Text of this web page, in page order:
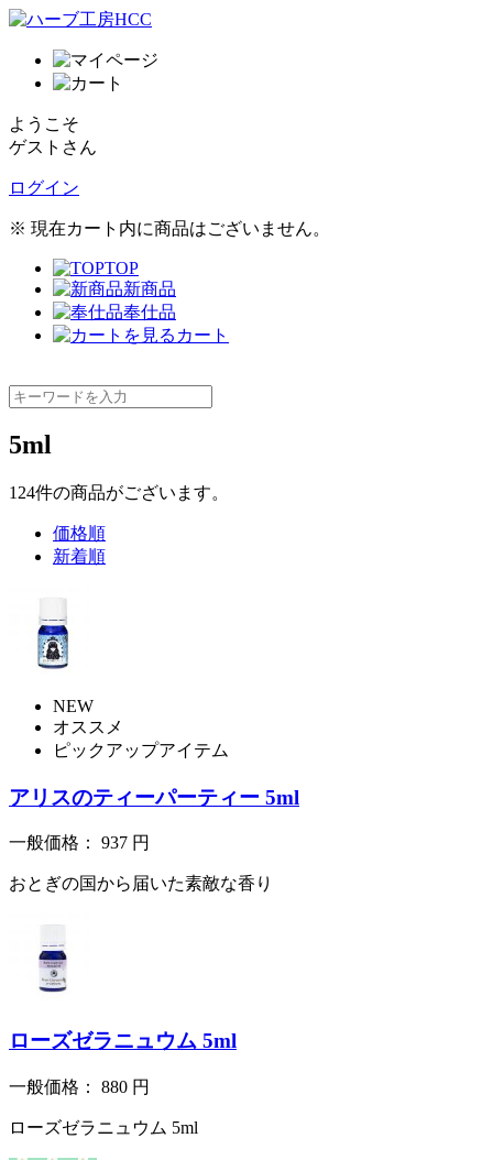
ようこそ
ゲストさん
ログイン
※ 現在カート内に商品はございません。
TOP
新商品
奉仕品
カート
5ml
124件の商品がございます。
価格順
新着順
NEW
オススメ
ピックアップアイテム
アリスのティーパーティー 5ml
一般価格： 937 円
おとぎの国から届いた素敵な香り
ローズゼラニュウム 5ml
一般価格： 880 円
ローズゼラニュウム 5ml